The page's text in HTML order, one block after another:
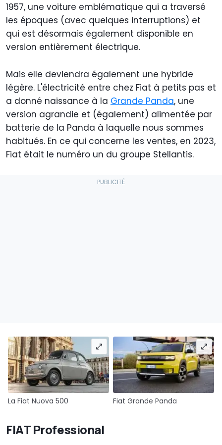
1957, une voiture emblématique qui a traversé
les époques (avec quelques interruptions) et
qui est désormais également disponible en
version entièrement électrique.
Mais elle deviendra également une hybride
légère. L'électricité entre chez Fiat à petits pas et
a donné naissance à la Grande Panda, une
version agrandie et (également) alimentée par
batterie de la Panda à laquelle nous sommes
habitués. En ce qui concerne les ventes, en 2023,
Fiat était le numéro un du groupe Stellantis.
La Fiat Nuova 500 Fiat Grande Panda
FIAT Professional